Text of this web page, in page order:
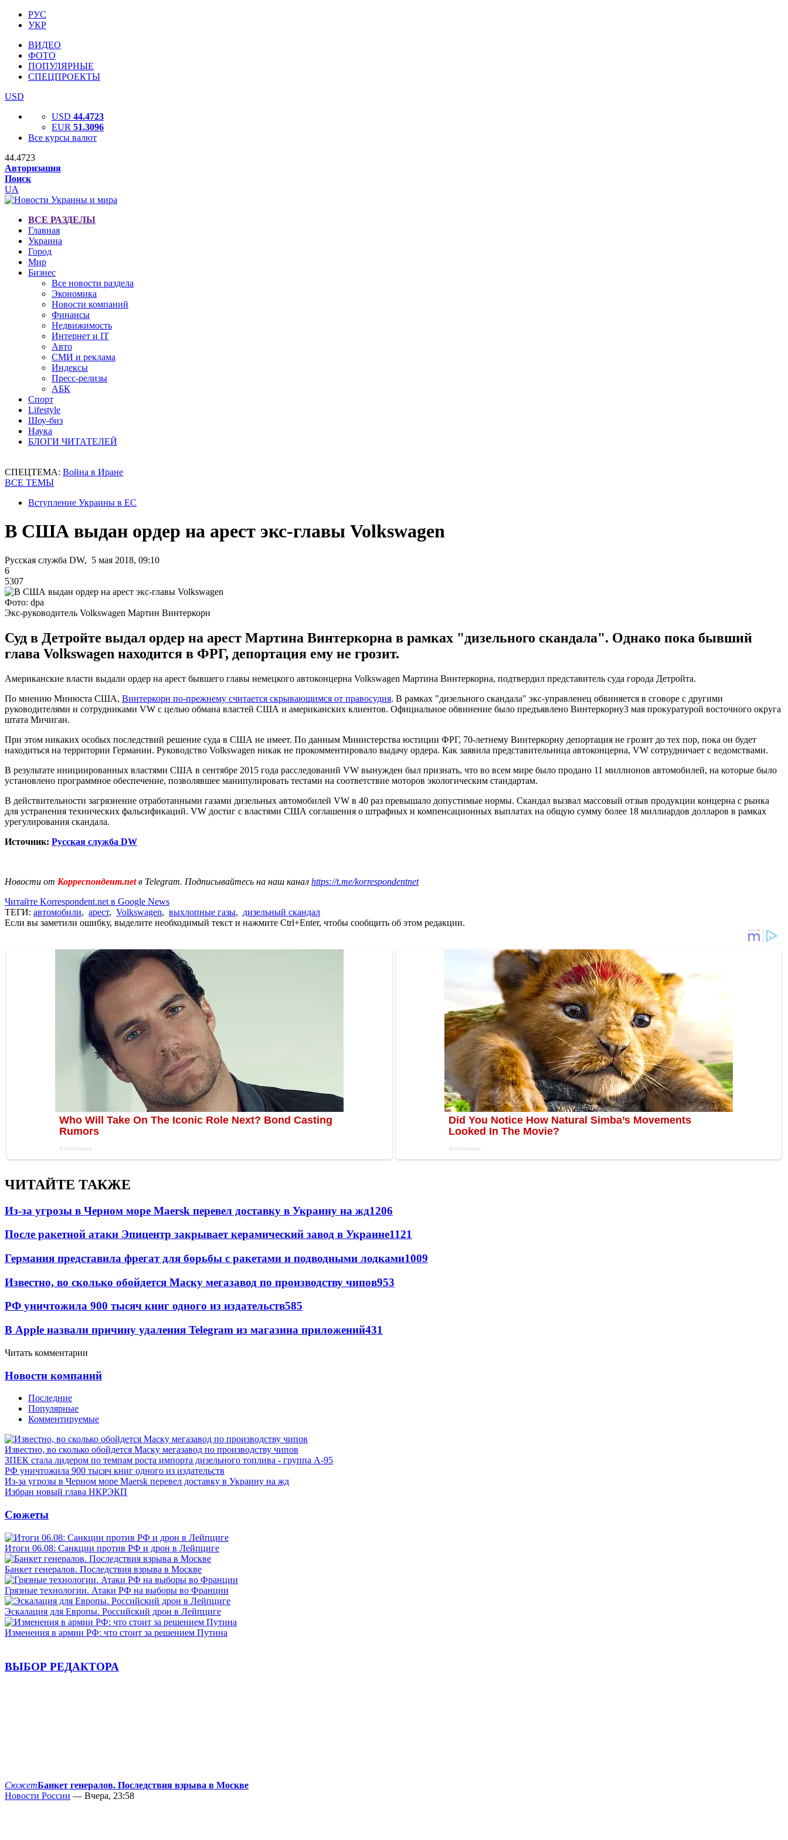
РУС
УКР
ВИДЕО
ФОТО
ПОПУЛЯРНЫЕ
СПЕЦПРОЕКТЫ
USD
USD 44.4723
EUR 51.3096
Все курсы валют
44.4723
Авторизация
Поиск
UA
ВСЕ РАЗДЕЛЫ
Главная
Украина
Город
Мир
Бизнес
Все новости раздела
Экономика
Новости компаний
Финансы
Недвижимость
Интернет и IT
Авто
СМИ и реклама
Индексы
Пресс-релизы
АБК
Спорт
Lifestyle
Шоу-биз
Наука
БЛОГИ ЧИТАТЕЛЕЙ
СПЕЦТЕМА: Война в Иране
ВСЕ ТЕМЫ
Вступление Украины в ЕС
В США выдан ордер на арест экс-главы Volkswagen
Русская служба DW, 5 мая 2018, 09:10
6
5307
Фото: dpa
Экс-руководитель Volkswagen Мартин Винтеркорн
Суд в Детройте выдал ордер на арест Мартина Винтеркорна в рамках "дизельного скандала". Однако пока бывший
глава Volkswagen находится в ФРГ, депортация ему не грозит.
Американские власти выдали ордер на арест бывшего главы немецкого автоконцерна Volkswagen Мартина Винтеркорна, подтвердил представитель суда города Детройта.
По мнению Минюста США, Винтеркорн по-прежнему считается скрывающимся от правосудия. В рамках "дизельного скандала" экс-управленец обвиняется в сговоре с другими
руководителями и сотрудниками VW с целью обмана властей США и американских клиентов. Официальное обвинение было предъявлено Винтеркорну3 мая прокуратурой восточного округа
штата Мичиган.
При этом никаких особых последствий решение суда в США не имеет. По данным Министерства юстиции ФРГ, 70-летнему Винтеркорну депортация не грозит до тех пор, пока он будет
находиться на территории Германии. Руководство Volkswagen никак не прокомментировало выдачу ордера. Как заявила представительница автоконцерна, VW сотрудничает с ведомствами.
В результате инициированных властями США в сентябре 2015 года расследований VW вынужден был признать, что во всем мире было продано 11 миллионов автомобилей, на которые было
установлено программное обеспечение, позволявшее манипулировать тестами на соответствие моторов экологическим стандартам.
В действительности загрязнение отработанными газами дизельных автомобилей VW в 40 раз превышало допустимые нормы. Скандал вызвал массовый отзыв продукции концерна с рынка
для устранения технических фальсификаций. VW достиг с властями США соглашения о штрафных и компенсационных выплатах на общую сумму более 18 миллиардов долларов в рамках
урегулирования скандала.
Источник: Русская служба DW
Новости от Корреспондент.netв Telegram. Подписывайтесь на наш канал https://t.me/korrespondentnet
Читайте Korrespondent.net в Google News
ТЕГИ: автомобили, арест, Volkswagen, выхлопные газы, дизельный скандал
Если вы заметили ошибку, выделите необходимый текст и нажмите Ctrl+Enter, чтобы сообщить об этом редакции.
ЧИТАЙТЕ ТАКЖЕ
Из-за угрозы в Черном море Maersk перевел доставку в Украину на жд1206
После ракетной атаки Эпицентр закрывает керамический завод в Украине1121
Германия представила фрегат для борьбы с ракетами и подводными лодками1009
Известно, во сколько обойдется Маску мегазавод по производству чипов953
РФ уничтожила 900 тысяч книг одного из издательств585
В Apple назвали причину удаления Telegram из магазина приложений431
Читать комментарии
Новости компаний
Последние
Популярные
Комментируемые
Известно, во сколько обойдется Маску мегазавод по производству чипов
ЗПЕК стала лидером по темпам роста импорта дизельного топлива - группа А-95
РФ уничтожила 900 тысяч книг одного из издательств
Из-за угрозы в Черном море Maersk перевел доставку в Украину на жд
Избран новый глава НКРЭКП
Сюжеты
Итоги 06.08: Санкции против РФ и дрон в Лейпциге
Банкет генералов. Последствия взрыва в Москве
Грязные технологии. Атаки РФ на выборы во Франции
Эскалация для Европы. Российский дрон в Лейпциге
Изменения в армии РФ: что стоит за решением Путина
ВЫБОР РЕДАКТОРА
СюжетБанкет генералов. Последствия взрыва в Москве
Новости России — Вчера, 23:58